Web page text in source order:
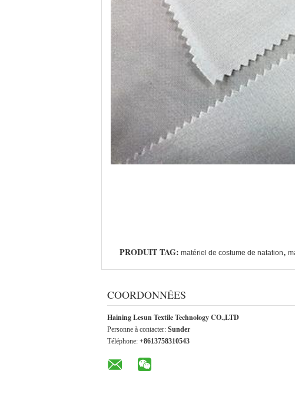
PRODUIT TAG: matériel de costume de natation,
COORDONNÉES
Haining Lesun Textile Technology CO.,LTD
Personne à contacter: Sunder
Téléphone: +8613758310543